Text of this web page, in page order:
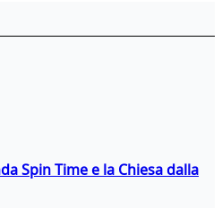
Spin Time e la Chiesa dalla